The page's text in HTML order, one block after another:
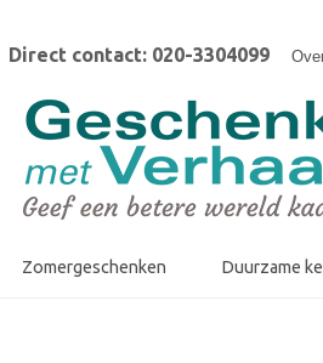
Direct contact: 020-3304099
Zomergeschenken Duurzame